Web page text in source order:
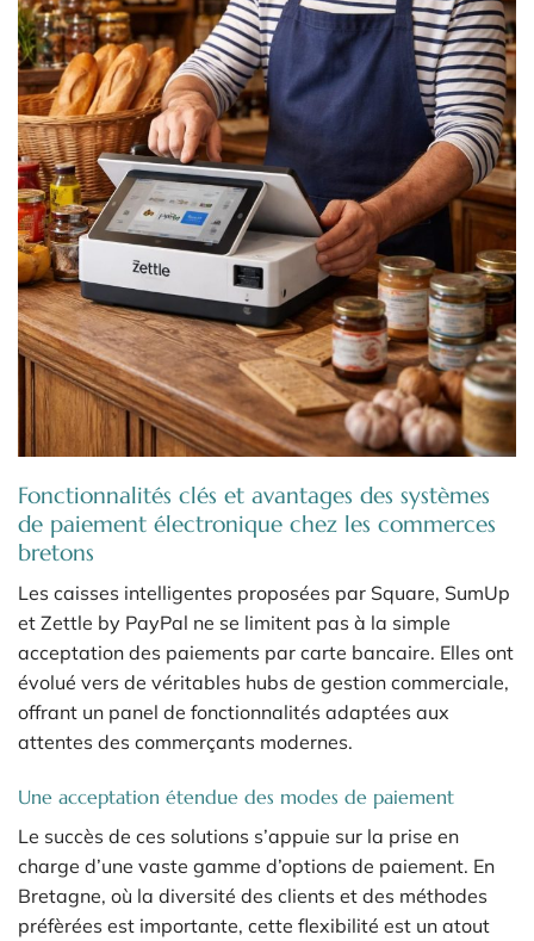
Fonctionnalités clés et avantages des systèmes
de paiement électronique chez les commerces
bretons
Les caisses intelligentes proposées par Square, SumUp
et Zettle by PayPal ne se limitent pas à la simple
acceptation des paiements par carte bancaire. Elles ont
évolué vers de véritables hubs de gestion commerciale,
offrant un panel de fonctionnalités adaptées aux
attentes des commerçants modernes.
Une acceptation étendue des modes de paiement
Le succès de ces solutions s’appuie sur la prise en
charge d’une vaste gamme d’options de paiement. En
Bretagne, où la diversité des clients et des méthodes
préfèrées est importante, cette flexibilité est un atout